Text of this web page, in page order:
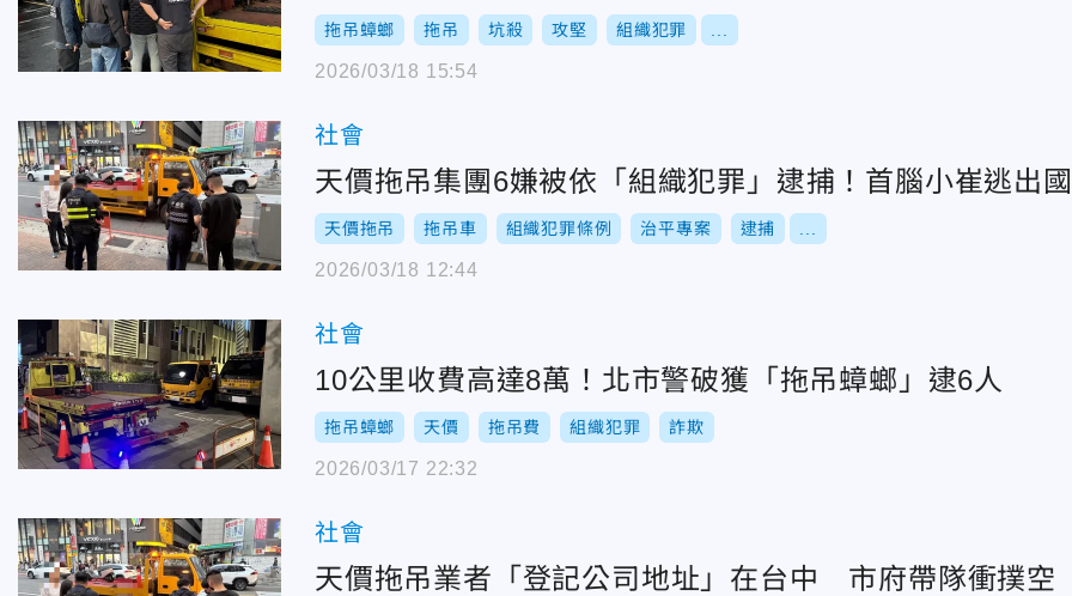
拖吊蟑螂 拖吊 坑殺 攻堅 組織犯罪
2026/03/18 15:54
社會
天價拖吊集團6嫌被依「組織犯罪」逮捕！首腦小崔逃出國
天價拖吊 拖吊車 組織犯罪條例 治平專案 逮捕
2026/03/18 12:44
社會
10公里收費高達8萬！北市警破獲「拖吊蟑螂」逮6人
拖吊蟑螂 天價 拖吊費 組織犯罪 詐欺
2026/03/17 22:32
社會
天價拖吊業者「登記公司地址」在台中 市府帶隊衝撲空